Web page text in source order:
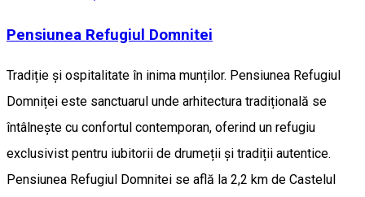
Pensiunea Refugiul Domnitei
Tradiție și ospitalitate în inima munților. Pensiunea Refugiul
Domniței este sanctuarul unde arhitectura tradițională se
întâlnește cu confortul contemporan, oferind un refugiu
exclusivist pentru iubitorii de drumeții și tradiții autentice.
Pensiunea Refugiul Domnitei se află la 2,2 km de Castelul